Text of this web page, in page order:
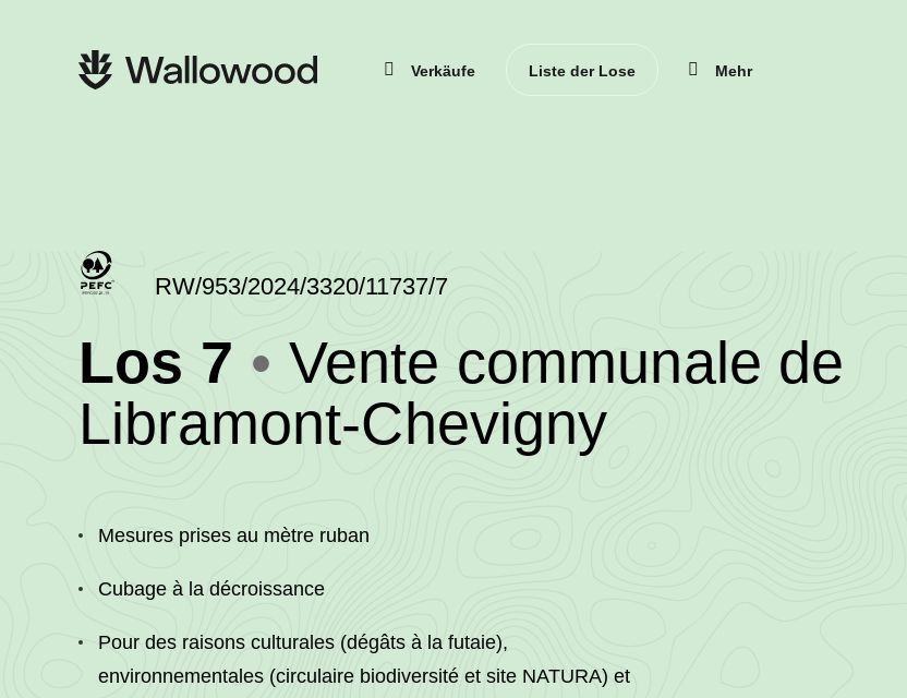
Los 7 (RW/953/2024/3320/
-
Vente communale de
Libramont-Chevigny•
RW/953/2024/3320/11737/7
Mesures prises au mètre ruban
Cubage à la décroissance
Pour des raisons culturales (dégâts à la futaie),
environnementales (circulaire biodiversité et site NATURA) et
Hauptnavigation
Verkäufe Liste der Lose Mehr